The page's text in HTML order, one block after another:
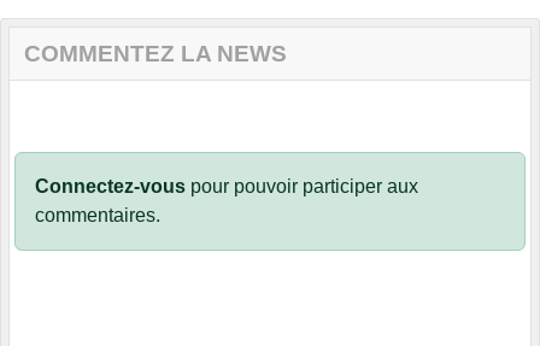
COMMENTEZ LA NEWS
Connectez-vous pour pouvoir participer aux
commentaires.